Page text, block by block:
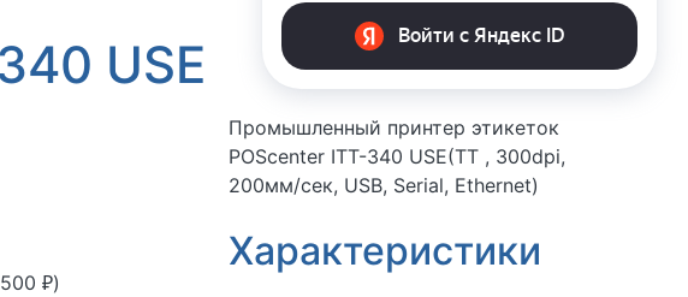
USE
₽)
Промышленный принтер этикеток
POScenter ITT-340 USE(ТТ , 300dpi,
200мм/сек, USB, Serial, Ethernet)
Характеристики